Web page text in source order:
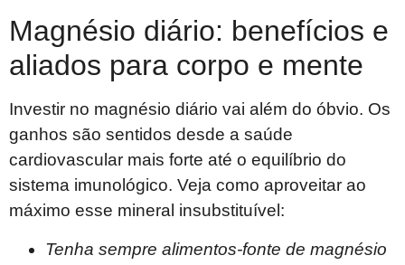
Magnésio diário: benefícios e
aliados para corpo e mente
Investir no magnésio diário vai além do óbvio. Os
ganhos são sentidos desde a saúde
cardiovascular mais forte até o equilíbrio do
sistema imunológico. Veja como aproveitar ao
máximo esse mineral insubstituível:
Tenha sempre alimentos-fonte de magnésio